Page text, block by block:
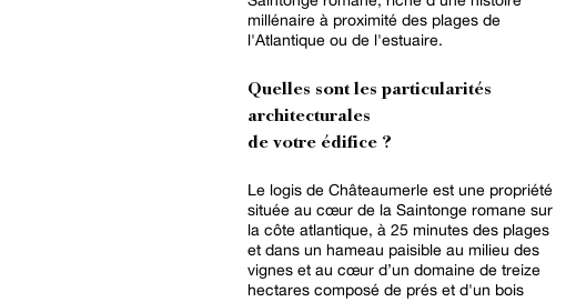
millénaire à proximité des plages de
l'Atlantique ou de l'estuaire.
Quelles sont les particularités
architecturales
de votre édifice ?
Le logis de Châteaumerle est une propriété
située au cœur de la Saintonge romane sur
la côte atlantique, à 25 minutes des plages
et dans un hameau paisible au milieu des
vignes et au cœur d’un domaine de treize
hectares composé de prés et d'un bois